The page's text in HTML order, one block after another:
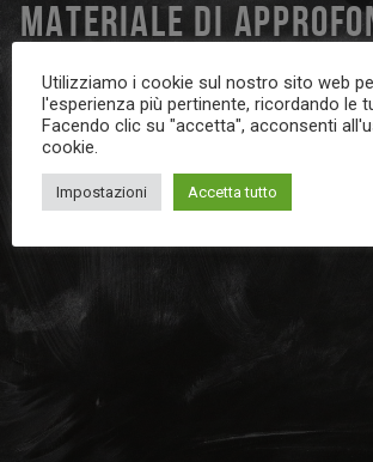
MATERIALE DI
1
Utilizziamo i cookie sul nostro sito web
l'esperienza più pertinente, ricordando le
Facendo clic su "accetta", acconsenti
cookie.
Impostazioni Accetta tutto